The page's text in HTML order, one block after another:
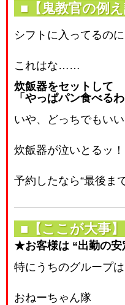
■【鬼教官の例え
シフトに入ってるの
これはな……
炊飯器をセットして
「やっぱパン食べる
いや、どっちでもいい
炊飯器が泣いとるッ！
予約したなら“最後ま
■【ここが大事】
★お客様は “出勤の安
特にうちのグループは
おねーちゃん隊